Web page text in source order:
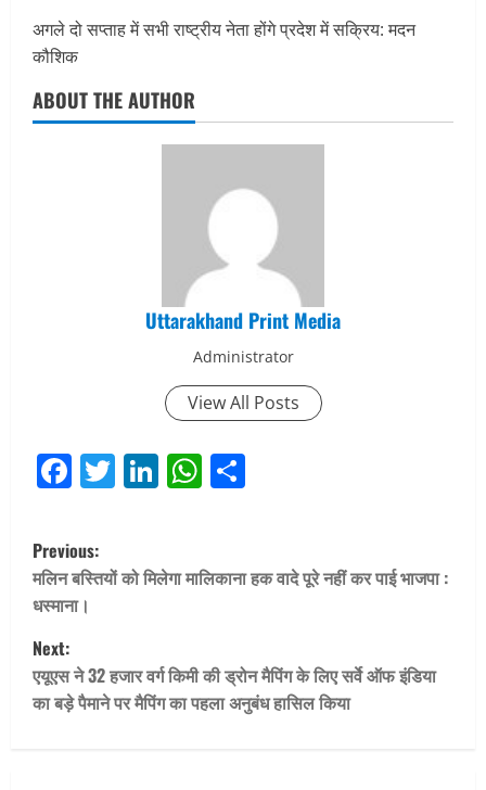
अगले दो सप्ताह में सभी राष्ट्रीय नेता होंगे प्रदेश में सक्रिय: मदन
कौशिक
ABOUT THE AUTHOR
Uttarakhand Print Media
Administrator
View All Posts
Facebook
Twitter
LinkedIn
WhatsApp
P
o
s
t
n
Previous:
मलिन बस्तियों को मिलेगा मालिकाना हक वादे पूरे नहीं कर पाई भाजपा :
धस्माना।
Next:
एयूएस ने 32 हजार वर्ग किमी की ड्रोन मैपिंग के लिए सर्वे ऑफ इंडिया
का बड़े पैमाने पर मैपिंग का पहला अनुबंध हासिल किया